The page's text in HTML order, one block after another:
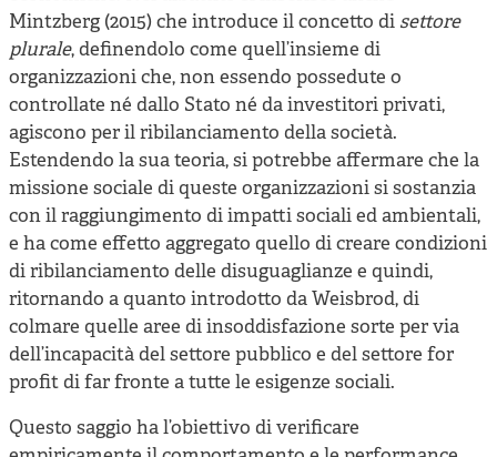
Mintzberg (2015) che introduce il concetto di settore
plurale, definendolo come quell’insieme di
organizzazioni che, non essendo possedute o
controllate né dallo Stato né da investitori privati,
agiscono per il ribilanciamento della società.
Estendendo la sua teoria, si potrebbe affermare che la
missione sociale di queste organizzazioni si sostanzia
con il raggiungimento di impatti sociali ed ambientali,
e ha come effetto aggregato quello di creare condizioni
di ribilanciamento delle disuguaglianze e quindi,
ritornando a quanto introdotto da Weisbrod, di
colmare quelle aree di insoddisfazione sorte per via
dell’incapacità del settore pubblico e del settore for
profit di far fronte a tutte le esigenze sociali.
Questo saggio ha l’obiettivo di verificare